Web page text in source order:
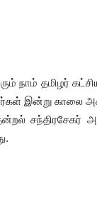
நாம் தமிழர்
இன்று காலை
சந்திரசேகர்